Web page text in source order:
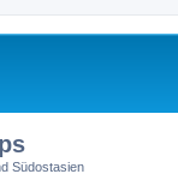
Südostasien